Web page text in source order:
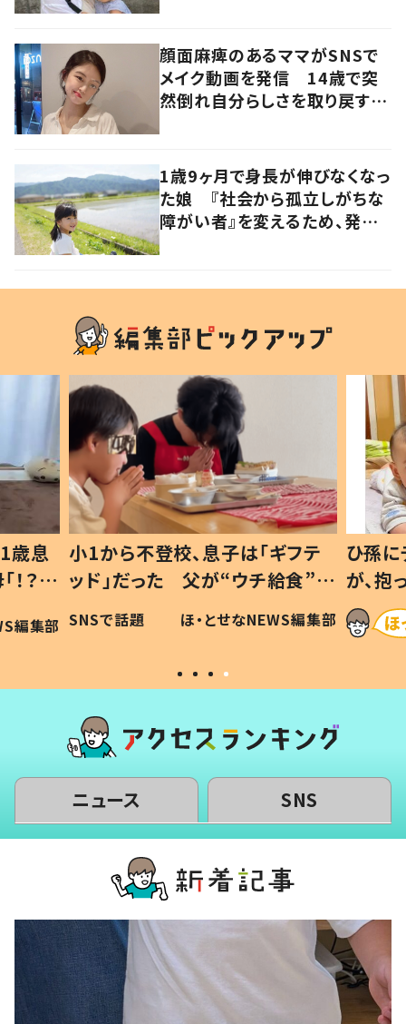
顔面麻痺のあるママがSNSで
メイク動画を発信 14歳で突
然倒れ自分らしさを取り戻すま
1歳9ヶ月で身長が伸びなくなっ
た娘 『社会から孤立しがちな
障がい者』を変えるため、発信
歳息
？」
編集部
小1から不登校、息子は「ギフテ
ッド」だった 父が“ウチ給食”を
作り続ける理由とは #令和の親
#令和の子
SNSで話題 ほ・とせなNEWS編集部
ひ孫
が、
「涙が
い」
ニュース SNS